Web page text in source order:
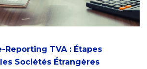
Reporting TVA : Étapes
Sociétés Étrangères